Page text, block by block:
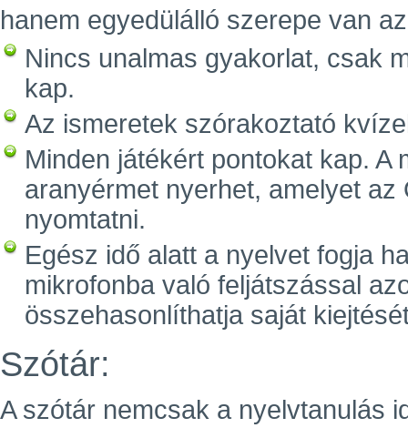
hanem egyedülálló szerepe van
Nincs unalmas gyakorlat, csak
kap.
Az ismeretek szórakoztató
Minden játékért pontokat kap.
aranyérmet nyerhet, amelyet
nyomtatni.
Egész idő alatt a nyelvet fogja
mikrofonba való feljátszással
összehasonlíthatja saját
Szótár:
A szótár nemcsak a nyelvtanulás